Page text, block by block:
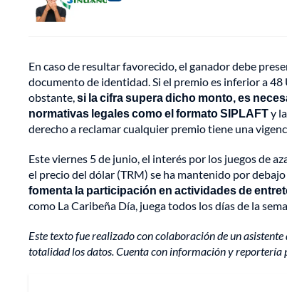
En caso de resultar favorecido, el ganador debe
documento de identidad. Si el premio es inferior a
obstante,si la cifra supera dicho monto, es
normativas legales como el formato SIPLAFTy
derecho a reclamar cualquier premio tiene una
Este viernes 5 de junio, el interés por los juegos de
el precio del dólar (TRM) se ha mantenido por
fomenta la participación en actividades de
como La Caribeña Día, juega todos los días de la
Este texto fue realizado con colaboración de un
totalidad los datos. Cuenta con información y reportería